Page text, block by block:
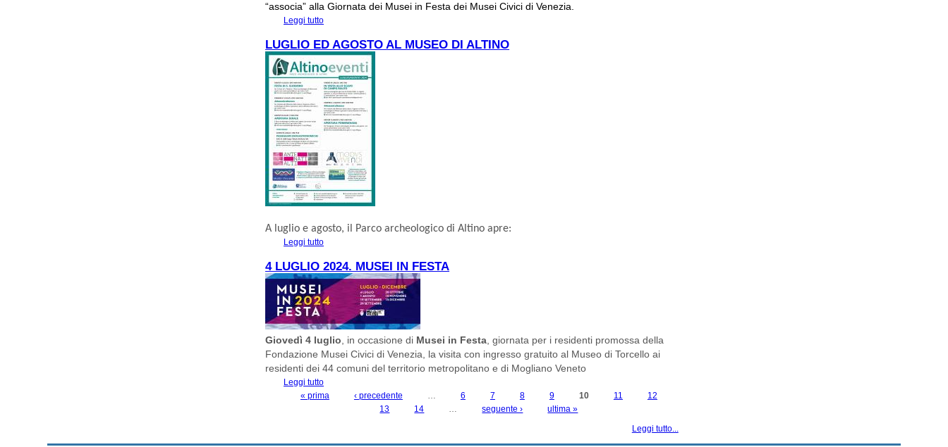
“associa” alla Giornata dei Musei in Festa dei Musei Civici di Venezia.
Leggi tutto
LUGLIO ED AGOSTO AL MUSEO DI ALTINO
A luglio e agosto, il Parco archeologico di Altino apre:
Leggi tutto
4 LUGLIO 2024. MUSEI IN FESTA
Giovedì 4 luglio , in occasione di Musei in Festa , giornata per i residenti promossa della
Fondazione Musei Civici di Venezia, la visita con ingresso gratuito al Museo di Torcello ai
residenti dei 44 comuni del territorio metropolitano e di Mogliano Veneto
Leggi tutto
« prima ‹ precedente … 6 7 8 9 10 11
12
13
14 … seguente ›
ultima »
Leggi tutto...